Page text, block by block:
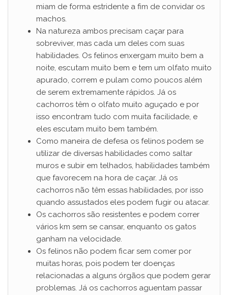
miam de forma estridente a fim de convidar os
machos.
Na natureza ambos precisam caçar para
sobreviver, mas cada um deles com suas
habilidades. Os felinos enxergam muito bem a
noite, escutam muito bem e tem um olfato muito
apurado, correm e pulam como poucos além
de serem extremamente rápidos. Já os
cachorros têm o olfato muito aguçado e por
isso encontram tudo com muita facilidade, e
eles escutam muito bem também.
Como maneira de defesa os felinos podem se
utilizar de diversas habilidades como saltar
muros e subir em telhados, habilidades também
que favorecem na hora de caçar. Já os
cachorros não têm essas habilidades, por isso
quando assustados eles podem fugir ou atacar.
Os cachorros são resistentes e podem correr
vários km sem se cansar, enquanto os gatos
ganham na velocidade.
Os felinos não podem ficar sem comer por
muitas horas, pois podem ter doenças
relacionadas a alguns órgãos que podem gerar
problemas. Já os cachorros aguentam passar